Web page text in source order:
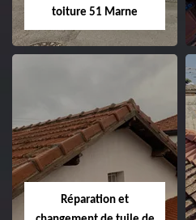
toiture 51 Marne
Peinture sur tuile
et toiture 51
Marne
Réparation et